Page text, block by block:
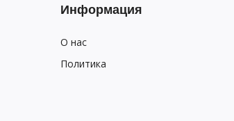
Информация
О нас
Политика